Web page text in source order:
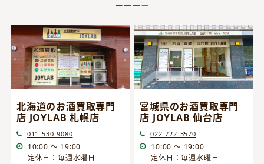
北海道のお酒買取専門
店 JOYLAB 札幌店
011-530-9080
10:00 ～ 19:00
定休日：毎週水曜日
宮城県のお酒買取専門
店 JOYLAB 仙台店
022-722-3570
10:00 ～ 19:00
定休日：毎週水曜日